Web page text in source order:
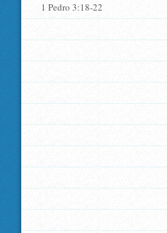
1 Pedro 3:18-22